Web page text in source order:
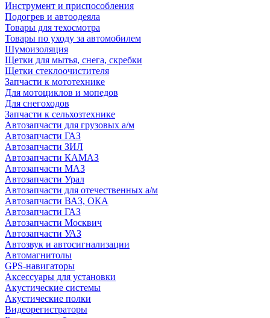
Инструмент и приспособления
Подогрев и автоодеяла
Товары для техосмотра
Товары по уходу за автомобилем
Шумоизоляция
Щетки для мытья, снега, скребки
Щетки стеклоочистителя
Запчасти к мототехнике
Для мотоциклов и мопедов
Для снегоходов
Запчасти к сельхозтехнике
Автозапчасти для грузовых а/м
Автозапчасти ГАЗ
Автозапчасти ЗИЛ
Автозапчасти КАМАЗ
Автозапчасти МАЗ
Автозапчасти Урал
Автозапчасти для отечественных а/м
Автозапчасти ВАЗ, ОКА
Автозапчасти ГАЗ
Автозапчасти Москвич
Автозапчасти УАЗ
Автозвук и автосигнализации
Автомагнитолы
GPS-навигаторы
Аксессуары для установки
Акустические системы
Акустические полки
Видеорегистраторы